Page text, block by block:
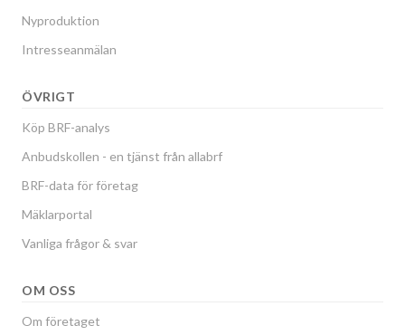
Nyproduktion
Intresseanmälan
ÖVRIGT
Köp BRF-analys
Anbudskollen - en tjänst från allabrf
BRF-data för företag
Mäklarportal
Vanliga frågor & svar
OM OSS
Om företaget